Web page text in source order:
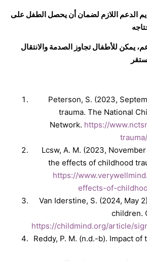
الدعم اللازم لضمان أن يحصل الطفل على
يمكن للأطفال تجاوز الصدمة والانتقال
Peterson, S. (2023,
trauma. The National
Network. https://
Lcsw, A. M. (2023,
the effects of childhood
https://
effects-of-
Van Iderstine, S. (2024, May
children.
https://childmind.org/article/
Reddy, P. M. (n.d.-b). Impact of